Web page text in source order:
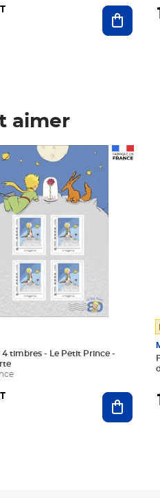
Ajouter
aimer
timbres - Le Petit Prince -
HT
Ajouter